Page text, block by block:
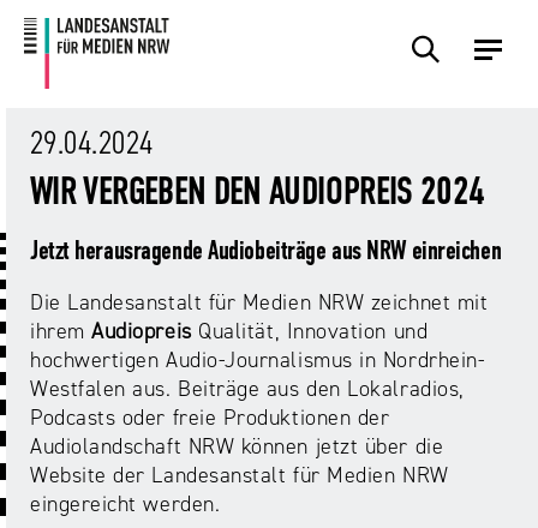
Zum
Inhalt
Zur
Navigation
Themen
Übersicht
Hass
Sexting.
Porno.
Missbrauch.
KI
in
der
Events
Übersicht
Audiopreis
Audio
Summit
NRW
Campusradio-
Preis
Service
Übersicht
Angebote
Angebote
Übersicht
Frage?
antworten!
Eltern
und
Medien
Internet-
Info-
und
Lehrmaterial
Über
Übersicht
Landesanstalt
für
Medien
NRW
Aufsicht
Regulierung
Übersicht
TV
Streaming
Plattformen
Übersicht
Für
von
Medienplattformen
und
Benutzeroberflächen
Die
Übersicht
Vorsitzende
Presse
Übersicht
Pressemitteilungen
Presseverteiler
Öffentliche
Bekanntmachungen
Download-
29.04.2024
WIR VERGEBEN DEN AUDIOPREIS 2024
Jetzt herausragende Audiobeiträge aus NRW einreichen
Die Landesanstalt für Medien NRW zeichnet mit
ihremAudiopreisQualität, Innovation und
hochwertigen Audio-Journalismus in Nordrhein-
Westfalen aus. Beiträge aus den Lokalradios,
Podcasts oder freie Produktionen der
Audiolandschaft NRW können jetzt über die
Website der Landesanstalt für Medien NRW
eingereicht werden.